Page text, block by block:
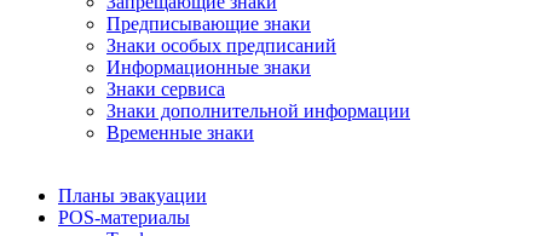
Предписывающие знаки
Знаки особых предписаний
Информационные знаки
Знаки сервиса
Знаки дополнительной информации
Временные знаки
Планы эвакуации
POS-материалы